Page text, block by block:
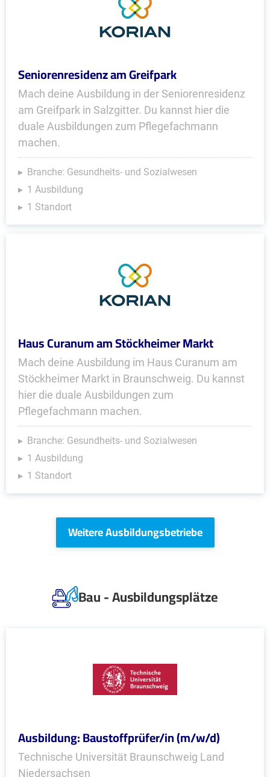
Seniorenresidenz am Greifpark
Mach deine Ausbildung in der Seniorenresidenz
am Greifpark in Salzgitter. Du kannst hier die
duale Ausbildungen zum Pflegefachmann
machen.
Branche: Gesundheits- und Sozialwesen
1 Ausbildung
1 Standort
Haus Curanum am Stöckheimer Markt
Mach deine Ausbildung im Haus Curanum am
Stöckheimer Markt in Braunschweig. Du kannst
hier die duale Ausbildungen zum
Pflegefachmann machen.
Branche: Gesundheits- und Sozialwesen
1 Ausbildung
1 Standort
Weitere Ausbildungsbetriebe
Bau - Ausbildungsplätze
Ausbildung: Baustoffprüfer/in (m/w/d)
Technische Universität Braunschweig Land
Niedersachsen